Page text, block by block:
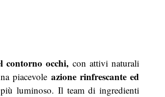
contorno occhi, con attivi naturali
piacevole azione rinfrescante ed
luminoso. Il team di ingredienti